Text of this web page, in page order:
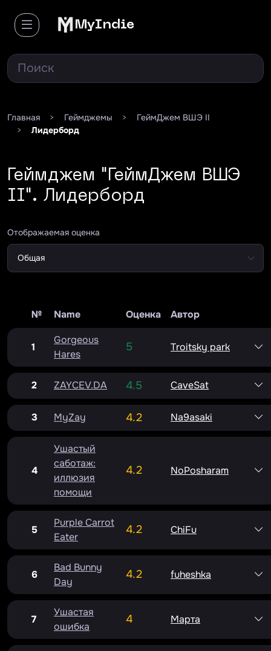
MyIndie
Главная > Геймджемы >
ГеймДжем ВШЭ II
>
Лидерборд
Геймджем "ГеймДжем ВШЭ
II". Лидерборд
Отображаемая оценка
№ Name Оценка Автор
1
Gorgeous
Hares
5 Troitsky park
2 ZAYCEV.DA 4.5 CaveSat
3 MyZay 4.2 Na9asaki
4
Ушастый
саботаж:
иллюзия
помощи
4.2 NoPosharam
5
Purple Carrot
Eater
4.2 ChiFu
6
Bad Bunny
Day
4.2 fuheshka
7
Ушастая
ошибка
4 Марта